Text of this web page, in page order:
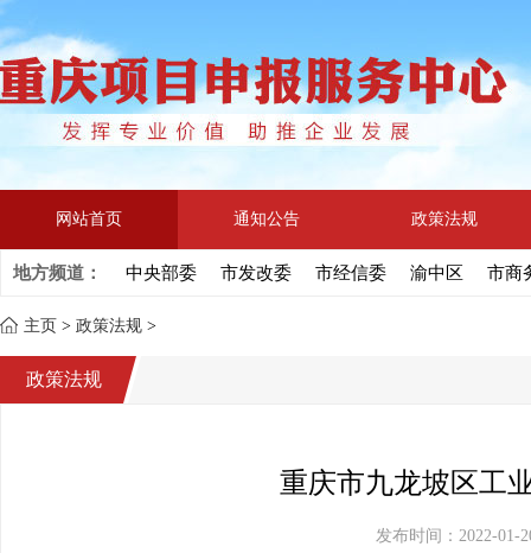
网站首页 通知公告 政策法规
地方频道： 中央部委 市发改委 市经信委 渝中区 市商
主页 > 政策法规 >
政策法规
重庆市九龙坡区工
发布时间：2022-01-